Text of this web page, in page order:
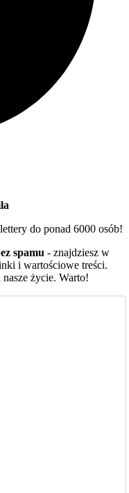
do ponad 6000 osób!
spamu - znajdziesz w
i wartościowe treści.
życie. Warto!